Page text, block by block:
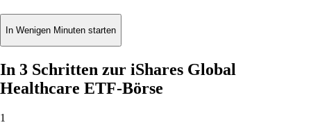
In Wenigen Minuten starten
In 3 Schritten zur iShares Global
Healthcare ETF-Börse
1